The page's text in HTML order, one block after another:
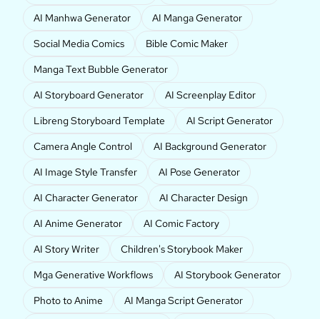
AI Manhwa Generator
AI Manga Generator
Social Media Comics
Bible Comic Maker
Manga Text Bubble Generator
AI Storyboard Generator
AI Screenplay Editor
Libreng Storyboard Template
AI Script Generator
Camera Angle Control
AI Background Generator
AI Image Style Transfer
AI Pose Generator
AI Character Generator
AI Character Design
AI Anime Generator
AI Comic Factory
AI Story Writer
Children's Storybook Maker
Mga Generative Workflows
AI Storybook Generator
Photo to Anime
AI Manga Script Generator